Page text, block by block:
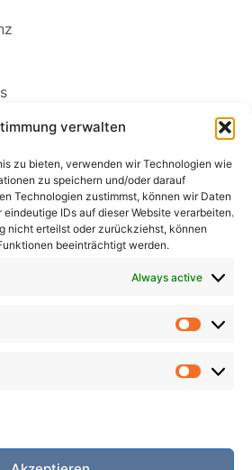
verwalten
zu bieten, verwenden wir Technologien wie
zu speichern und/oder darauf
Technologien zustimmst, können wir Daten
IDs auf dieser Website verarbeiten.
nicht erteilst oder zurückziehst, können
beeinträchtigt werden.
Always active
wär
Search